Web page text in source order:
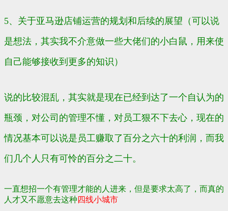
5、关于亚马逊店铺运营的规划和后续的展望（可以说
是想法，其实我不介意做一些大佬们的小白鼠，用来使
自己能够接收到更多的知识）
说的比较混乱，其实就是现在已经到达了一个自认为的
瓶颈，对公司的管理不懂，对员工狠不下去心，现在的
情况基本可以说是员工赚取了百分之六十的利润，而我
们几个人只有可怜的百分之二十。
一直想招一个有管理才能的人进来，但是要求太高了，而真的
人才又不愿意去这种 四线小城市